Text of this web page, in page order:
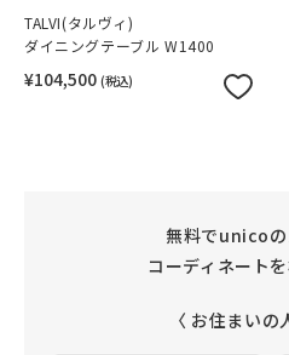
TALVI(タルヴィ)
ダイニングテーブル W1400
¥104,500 (税込)
無料でunicoの
コーディネート
〈 お住まいの